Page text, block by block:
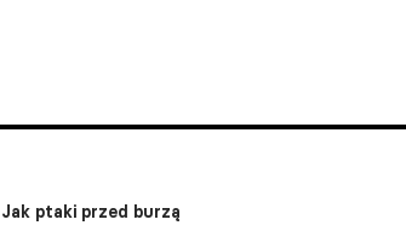
Jak ptaki przed burzą